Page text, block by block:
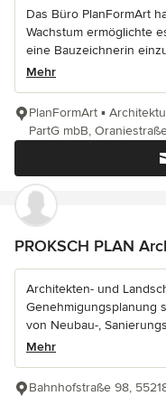
Das Büro PlanFormArt
Wachstum ermöglichte
eine Bauzeichnerin
Mehr
PlanFormArt ▪
PartG mbB,
PROKSCH PLAN
Architekten- und
Genehmigungsplanung
von Neubau-,
Mehr
Bahnhofstraße 98,